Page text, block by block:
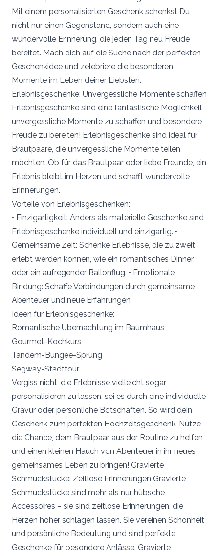
Mit einem personalisierten Geschenk schenkst Du
nicht nur einen Gegenstand, sondern auch eine
wundervolle Erinnerung, die jeden Tag neu Freude
bereitet. Mach dich auf die Suche nach der perfekten
Geschenkidee und zelebriere die besonderen
Momente im Leben deiner Liebsten.
Erlebnisgeschenke: Unvergessliche Momente schaffen
Erlebnisgeschenke sind eine fantastische Möglichkeit,
unvergessliche Momente zu schaffen und besondere
Freude zu bereiten! Erlebnisgeschenke sind ideal für
Brautpaare, die unvergessliche Momente teilen
möchten. Ob für das Brautpaar oder liebe Freunde, ein
Erlebnis bleibt im Herzen und schafft wundervolle
Erinnerungen.
Vorteile von Erlebnisgeschenken:
• Einzigartigkeit: Anders als materielle Geschenke sind
Erlebnisgeschenke individuell und einzigartig. •
Gemeinsame Zeit: Schenke Erlebnisse, die zu zweit
erlebt werden können, wie ein romantisches Dinner
oder ein aufregender Ballonflug. • Emotionale
Bindung: Schaffe Verbindungen durch gemeinsame
Abenteuer und neue Erfahrungen.
Ideen für Erlebnisgeschenke:
Romantische Übernachtung im Baumhaus
Gourmet-Kochkurs
Tandem-Bungee-Sprung
Segway-Stadttour
Vergiss nicht, die Erlebnisse vielleicht sogar
personalisieren zu lassen, sei es durch eine individuelle
Gravur oder persönliche Botschaften. So wird dein
Geschenk zum perfekten Hochzeitsgeschenk. Nutze
die Chance, dem Brautpaar aus der Routine zu helfen
und einen kleinen Hauch von Abenteuer in ihr neues
gemeinsames Leben zu bringen! Gravierte
Schmuckstücke: Zeitlose Erinnerungen Gravierte
Schmuckstücke sind mehr als nur hübsche
Accessoires – sie sind zeitlose Erinnerungen, die
Herzen höher schlagen lassen. Sie vereinen Schönheit
und persönliche Bedeutung und sind perfekte
Geschenke für besondere Anlässe. Gravierte